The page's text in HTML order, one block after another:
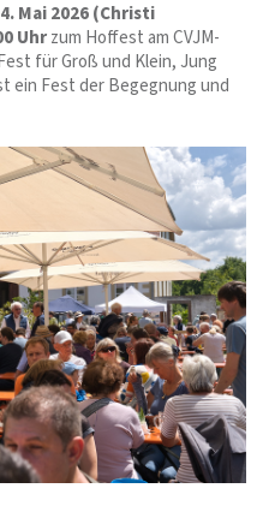
Mai 2026 (Christi
Uhrzum Hoffest am CVJM-
für Groß und Klein, Jung
ein Fest der Begegnung und